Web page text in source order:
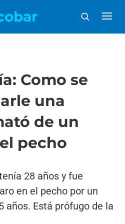
Como se
una
de un
pecho
28 años y fue
en el pecho por un
años. Está prófugo de la